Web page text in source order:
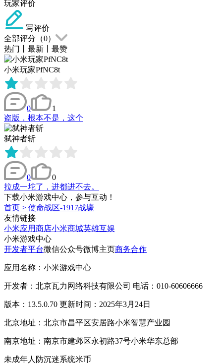
玩家评价
写评价
全部评分（0）
热门
最新 最赞
小米玩家PfNC8t
0
1
盗版，根本不是，这个
弑神者斩
0
0
拉成一坨了，进都进不去。
下载小米游戏中心，参与互动！
首页 > 使命战区-1917战壕
友情链接
小米应用商店小米商城英雄互娱
小米游戏中心
开发者平台微信公众号微博主页商务合作
应用名称：小米游戏中心
开发者：北京瓦力网络科技有限公司 电话：010-60606666
版本：13.5.0.70 更新时间：2025年3月24日
北京地址：北京市昌平区安居路小米智慧产业园
南京地址：南京市建邺区永初路37号小米华东总部
未成年人防沉迷系统米币